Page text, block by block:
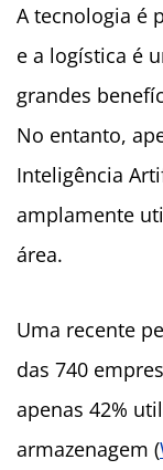
A tecnologia é
e a logística é
grandes
No entanto,
Inteligência
amplamente
área.
Uma recente
das 740
apenas 42%
armazenagem (